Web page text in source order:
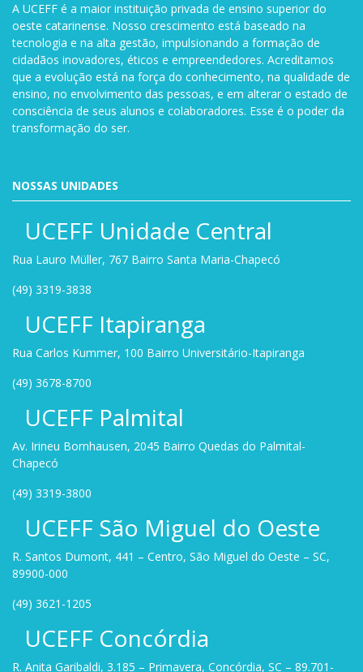
A UCEFF é a maior instituição privada de ensino superior do
oeste catarinense. Nosso crescimento está baseado na
tecnologia e na alta gestão, impulsionando a formação de
cidadãos inovadores, éticos e empreendedores. Acreditamos
que a evolução está na força do conhecimento, na qualidade de
ensino, no envolvimento das pessoas, e em alterar o estado de
consciência de seus alunos e colaboradores. Esse é o poder da
transformação do ser.
NOSSAS UNIDADES
UCEFF Unidade Central
Rua Lauro Müller, 767 Bairro Santa Maria-Chapecó
(49) 3319-3838
UCEFF Itapiranga
Rua Carlos Kummer, 100 Bairro Universitário-Itapiranga
(49) 3678-8700
UCEFF Palmital
Av. Irineu Bornhausen, 2045 Bairro Quedas do Palmital-
Chapecó
(49) 3319-3800
UCEFF São Miguel do Oeste
R. Santos Dumont, 441 – Centro, São Miguel do Oeste – SC,
89900-000
(49) 3621-1205
UCEFF Concórdia
R. Anita Garibaldi, 3.185 – Primavera, Concórdia, SC – 89.701-